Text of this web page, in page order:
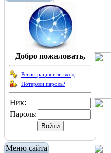
Добро пожаловать,
Регистрация или вход
Потеряли пароль?
Ник:
Пароль:
Меню сайта